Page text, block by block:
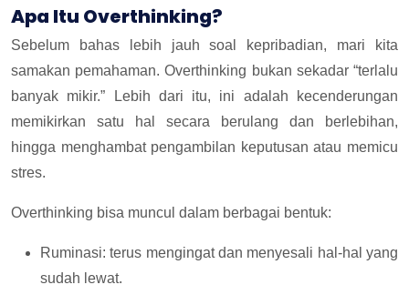
Apa Itu Overthinking?
Sebelum bahas lebih jauh soal kepribadian, mari kita
samakan pemahaman. Overthinking bukan sekadar “terlalu
banyak mikir.” Lebih dari itu, ini adalah kecenderungan
memikirkan satu hal secara berulang dan berlebihan,
hingga menghambat pengambilan keputusan atau memicu
stres.
Overthinking bisa muncul dalam berbagai bentuk:
Ruminasi: terus mengingat dan menyesali hal-hal yang
sudah lewat.